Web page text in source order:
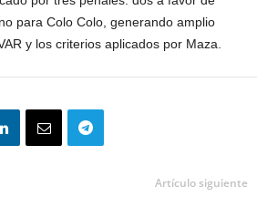
para Colo Colo, generando amplio
y los criterios aplicados por Maza.
Artículo siguiente